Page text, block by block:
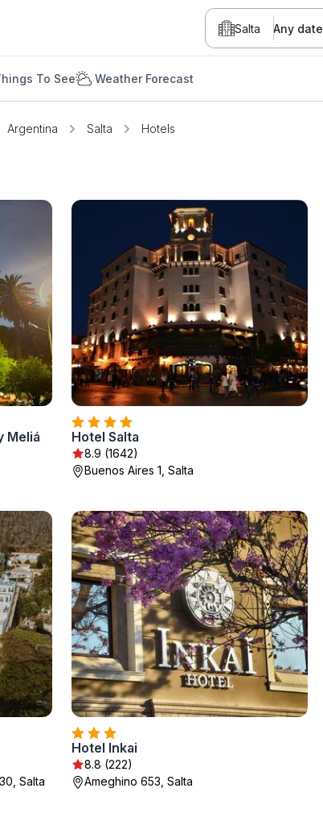
Salta Any date
To See Weather Forecast
Argentina Salta Hotels
Meliá Hotel Salta
8.9 (1642)
Buenos Aires 1, Salta
Salta
Hotel Inkai
8.8 (222)
Ameghino 653, Salta